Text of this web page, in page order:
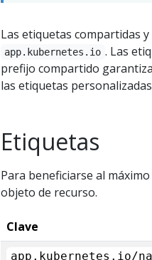
Las etiquetas compartidas
app.kubernetes.io . Las
prefijo compartido
las etiquetas
Etiquetas
Para beneficiarse al
objeto de recurso.
Clave
app.kubernetes.io/